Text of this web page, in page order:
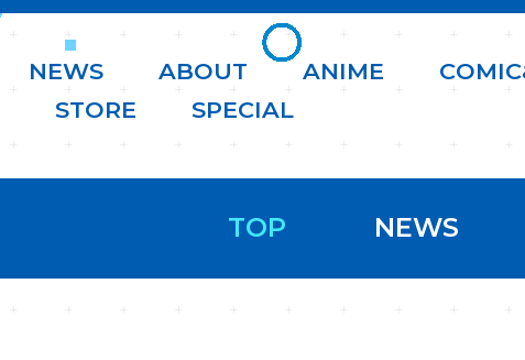
NEWS ABOUT ANIME COMIC
STORE SPECIAL
TOP NEWS